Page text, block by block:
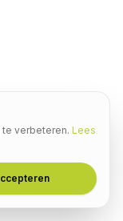
verbeteren. Lees